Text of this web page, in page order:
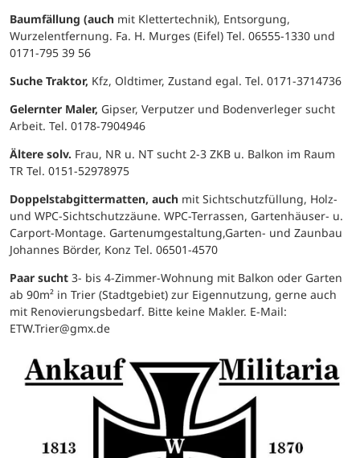
Baumfällung (auch mit Klettertechnik), Entsorgung,
Wurzelentfernung. Fa. H. Murges (Eifel) Tel. 06555-1330 und
0171-795 39 56
Suche Traktor, Kfz, Oldtimer, Zustand egal. Tel. 0171-3714736
Gelernter Maler, Gipser, Verputzer und Bodenverleger sucht
Arbeit. Tel. 0178-7904946
Ältere solv. Frau, NR u. NT sucht 2-3 ZKB u. Balkon im Raum
TR Tel. 0151-52978975
Doppelstabgittermatten, auch mit Sichtschutzfüllung, Holz-
und WPC-Sichtschutzzäune. WPC-Terrassen, Gartenhäuser- u.
Carport-Montage. Gartenumgestaltung,Garten- und Zaunbau
Johannes Börder, Konz Tel. 06501-4570
Paar sucht 3- bis 4-Zimmer-Wohnung mit Balkon oder Garten
ab 90m² in Trier (Stadtgebiet) zur Eigennutzung, gerne auch
mit Renovierungsbedarf. Bitte keine Makler. E-Mail:
ETW.Trier@gmx.de